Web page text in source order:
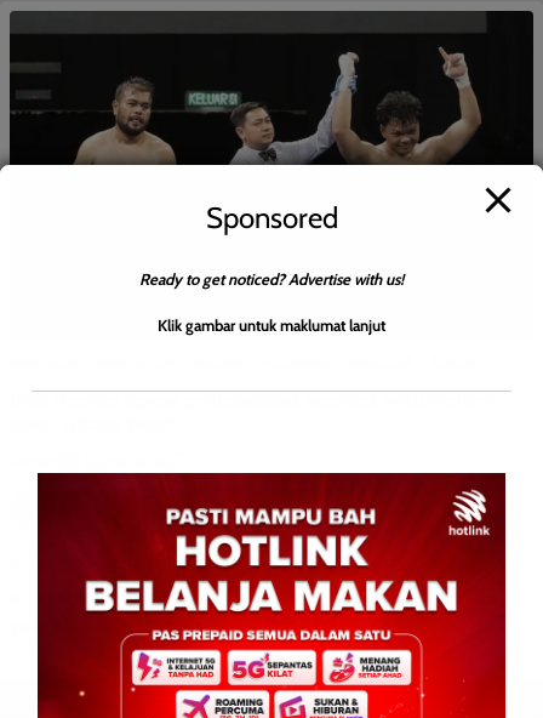
Dan Derron opens professional account with victory
PUTATAN: 18 July 2025 – Making his professional debut proved
a memorable occasion for Dan Derron bin Joimi, as the 25-
year-old boxer from Kampung Sunsuron, […]
Sponsored
Ready to get noticed? Advertise with us!
Klik gambar untuk maklumat lanjut